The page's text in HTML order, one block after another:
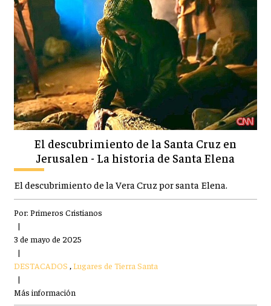
El descubrimiento de la Santa Cruz en
Jerusalen - La historia de Santa Elena
El descubrimiento de la Vera Cruz por santa Elena.
Por: Primeros Cristianos
|
3 de mayo de 2025
|
DESTACADOS ,Lugares de Tierra Santa
|
Más información